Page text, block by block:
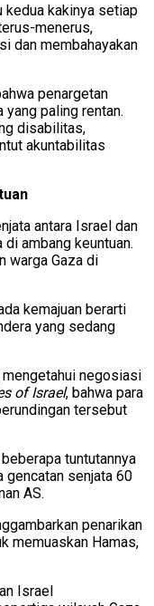
kedua kakinya setiap
menerus,
dan membahayakan
penargetan
yang paling rentan.
disabilitas,
akuntabilitas
antara Israel dan
ambang keuntuan.
warga Gaza di
kemajuan berarti
yang sedang
negosiasi
of Israel, bahwa para
tersebut
tuntutannya
gencatan senjata 60
AS.
penarikan
memuaskan Hamas,
Israel